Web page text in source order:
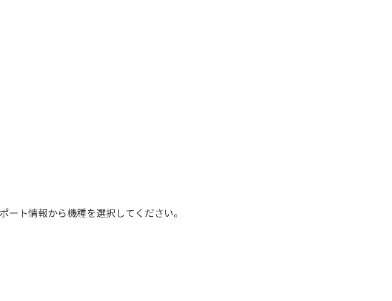
ト情報から機種を選択してください。